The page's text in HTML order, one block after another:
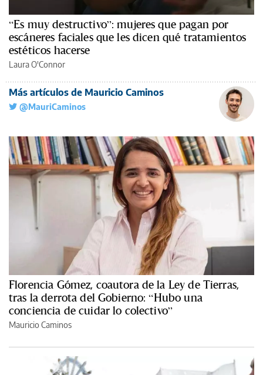
“Es muy destructivo”: mujeres que pagan por
escáneres faciales que les dicen qué tratamientos
estéticos hacerse
Laura O'Connor
Más artículos de Mauricio Caminos
@MauriCaminos
Florencia Gómez, coautora de la Ley de Tierras,
tras la derrota del Gobierno: “Hubo una
conciencia de cuidar lo colectivo”
Mauricio Caminos